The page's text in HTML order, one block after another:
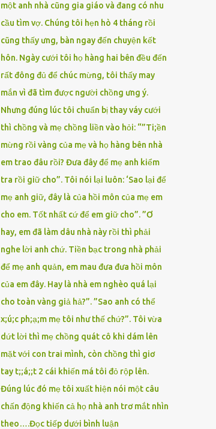
một anh nhà cũng gia giáo và đang có nhu
cầu tìm vợ. Chúng tôi hẹn hò 4 tháng rồi
cũng thấy ưng, bàn ngay đến chuyện kết
hôn. Ngày cưới tôi họ hàng hai bên đều đến
rất đông đủ để chúc mừng, tôi thấy may
mắn vì đã tìm được người chồng ưng ý.
Nhưng đúng lúc tôi chuẩn bị thay váy cưới
thì chồng và mẹ chồng liền vào hỏi: “”Ti;ền
mừng rồi vàng của mẹ và họ hàng bên nhà
em trao đâu rồi? Đưa đây để mẹ anh kiểm
tra rồi giữ cho”. Tôi nói lại luôn: ‘Sao lại để
mẹ anh giữ, đây là của hồi môn của mẹ em
cho em. Tốt nhất cứ để em giữ cho”. ”Ơ
hay, em đã làm dâu nhà này rồi thì phải
nghe lời anh chứ. Tiền bạc trong nhà phải
để mẹ anh quản, em mau đưa đưa hồi môn
của em đây. Hay là nhà em nghèo quá lại
cho toàn vàng giả hả?”. ”Sao anh có thể
x;ú;c ph;ạ;m mẹ tôi như thế chứ?”. Tôi vừa
dứt lời thì mẹ chồng quát cô khi dám lên
mặt với con trai mình, còn chồng thì giơ
tay t;;á;;t 2 cái khiến má tôi đỏ rộp lên.
Đúng lúc đó mẹ tôi xuất hiện nói một câu
chấn động khiến cả họ nhà anh trơ mắt nhìn
theo….Đọc tiếp dưới bình luận